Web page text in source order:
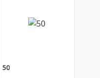
で活躍するキーボーデ
ィスト・サウンドプロ
を広げるコラボレーシ
ョン・シリーズ「アグ
50